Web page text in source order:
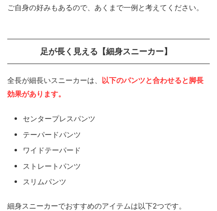
ご自身の好みもあるので、あくまで一例と考えてください。
足が長く見える【細身スニーカー】
全長が細長いスニーカーは、 以下のパンツと合わせると脚長
効果があります。
センタープレスパンツ
テーパードパンツ
ワイドテーパード
ストレートパンツ
スリムパンツ
細身スニーカーでおすすめのアイテムは以下2つです。